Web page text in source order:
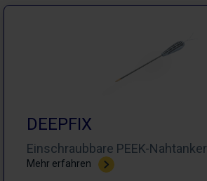
DEEPFIX
Einschraubbare PEEK-Nahtanker​
Mehr erfahren